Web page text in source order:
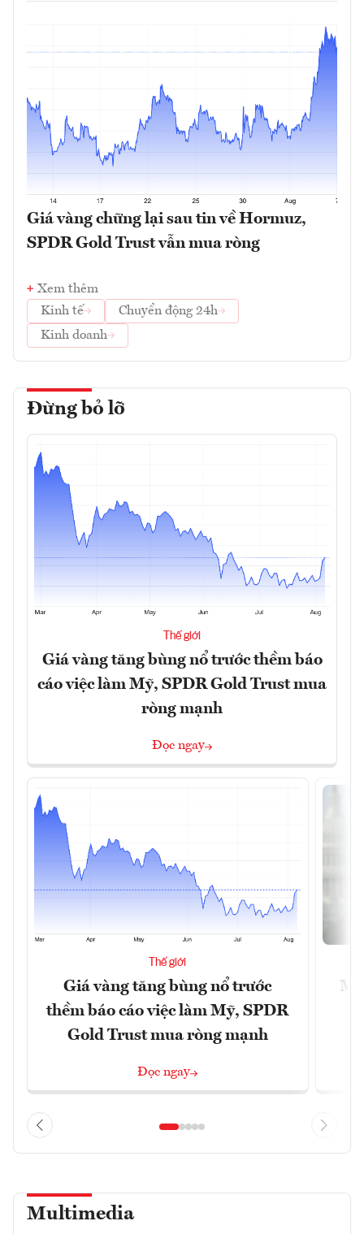
Giá vàng chững lại sau tin về Hormuz,
SPDR Gold Trust vẫn mua ròng
Xem thêm
Kinh tế
Chuyển động 24h
Kinh doanh
Đừng bỏ lỡ
Thế giới
Giá vàng tăng bùng nổ trước thềm báo
cáo việc làm Mỹ, SPDR Gold Trust mua
ròng mạnh
Đọc ngay
Thế giới
Giá vàng tăng bùng nổ trước
thềm báo cáo việc làm Mỹ, SPDR
Gold Trust mua ròng mạnh
Đọc ngay
Multimedia